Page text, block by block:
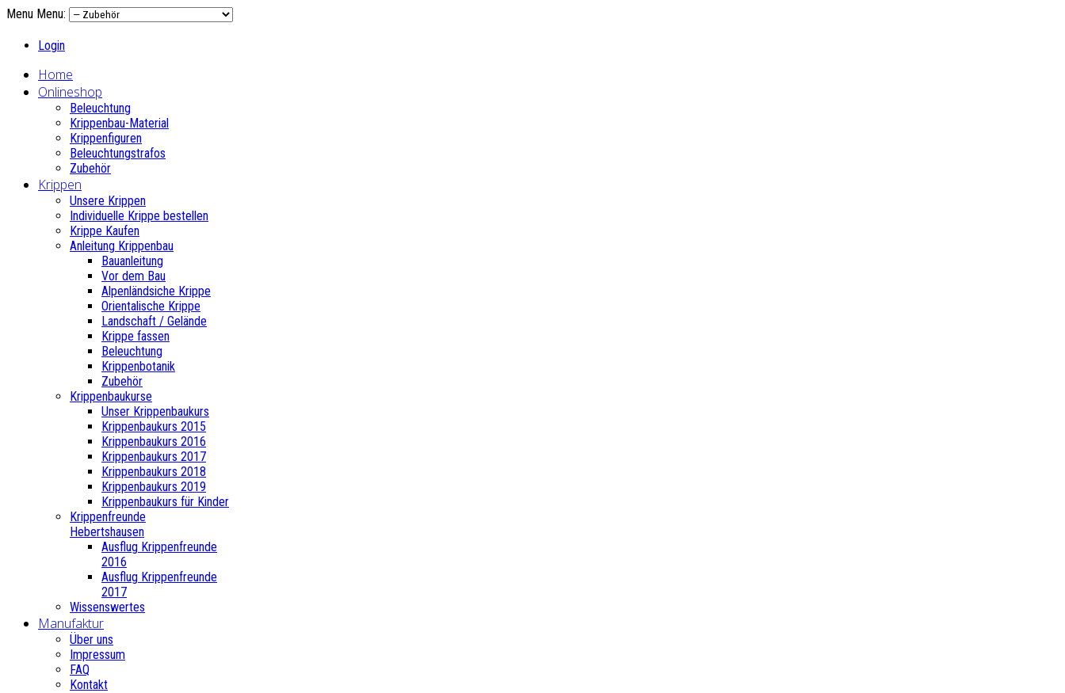
Menu Menu:
Login
Home
Onlineshop
Beleuchtung
Krippenbau-Material
Krippenfiguren
Beleuchtungstrafos
Zubehör
Krippen
Unsere Krippen
Individuelle Krippe bestellen
Krippe Kaufen
Anleitung Krippenbau
Bauanleitung
Vor dem Bau
Alpenländsiche Krippe
Orientalische Krippe
Landschaft / Gelände
Krippe fassen
Beleuchtung
Krippenbotanik
Zubehör
Krippenbaukurse
Unser Krippenbaukurs
Krippenbaukurs 2015
Krippenbaukurs 2016
Krippenbaukurs 2017
Krippenbaukurs 2018
Krippenbaukurs 2019
Krippenbaukurs für Kinder
Krippenfreunde
Hebertshausen
Ausflug Krippenfreunde
2016
Ausflug Krippenfreunde
2017
Wissenswertes
Manufaktur
Über uns
Impressum
FAQ
Kontakt